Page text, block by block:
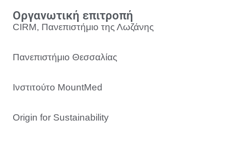
Οργανωτική επιτροπή
CIRM, Πανεπιστήμιο της Λωζάνης
Πανεπιστήμιο Θεσσαλίας
Ινστιτούτο MountMed
Origin for Sustainability